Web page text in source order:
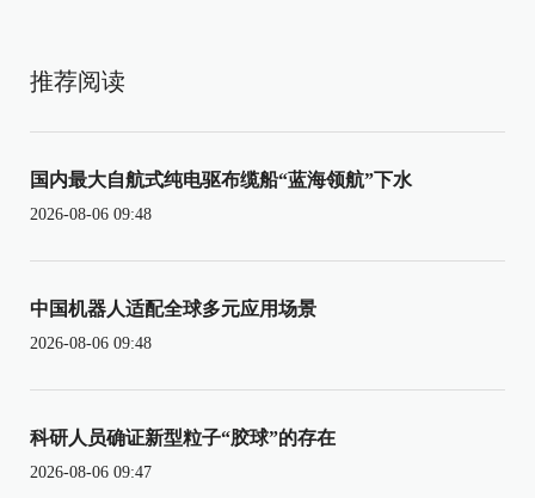
推荐阅读
国内最大自航式纯电驱布缆船“蓝海领航”下水
2026-08-06 09:48
中国机器人适配全球多元应用场景
2026-08-06 09:48
科研人员确证新型粒子“胶球”的存在
2026-08-06 09:47